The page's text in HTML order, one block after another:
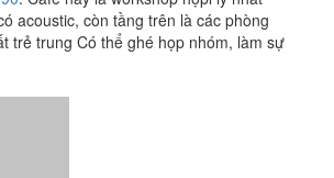
acoustic, còn tầng trên là các phòng
trẻ trung Có thể ghé họp nhóm, làm sự